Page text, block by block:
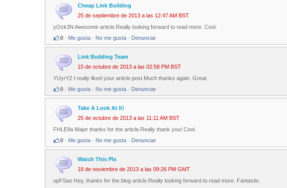
Cheap Link Building
25 de septiembre de 2013 a las 12:47 AM BST
yOzk3N Awesome article.Really looking forward to read more. Cool.
0 · Me gusta · No me gusta · Denunciar
Link Building Team
15 de octubre de 2013 a las 02:58 PM BST
YUyrY2 I really liked your article post.Much thanks again. Great.
0 · Me gusta · No me gusta · Denunciar
Take A Look At It!
25 de octubre de 2013 a las 11:11 AM BST
FHLE9a Major thanks for the article.Really thank you! Cool.
0 · Me gusta · No me gusta · Denunciar
Watch This Pls
18 de noviembre de 2013 a las 09:26 PM GMT
upFSao Hey, thanks for the blog article.Really looking forward to read more. Fantastic.